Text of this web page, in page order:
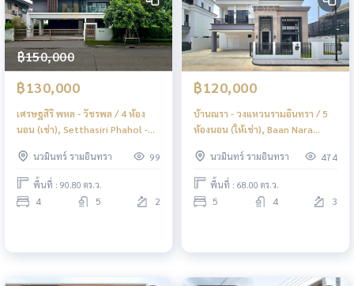
฿150,000
฿130,000
เศรษฐสิริ พหล - วัชรพล / 4 ห้อง
นอน (เช่า), Setthasiri Phahol -
(FOR RENT) TAN866
นวมินทร์ รามอินทรา 99
พื้นที่ : 90.80 ตร.ว.
4 5 2
฿120,000
บ้านณรา - วงแหวนรามอินทรา / 5
ห้องนอน (ให้เช่า), Baan Nara
Bedrooms (FOR RENT) TAN769
นวมินทร์ รามอินทรา 474
พื้นที่ : 68.00 ตร.ว.
5 4 3